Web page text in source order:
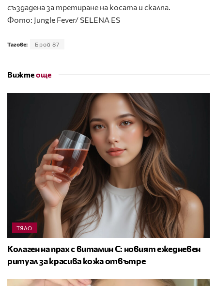
създадена за третиране на косата и скалпа.
Фото: Jungle Fever/ SELENA ES
Тагове: Брой 87
Вижтеоще
ТЯЛО
Колаген на прах с витамин C: новият ежедневен
ритуал за красива кожа отвътре